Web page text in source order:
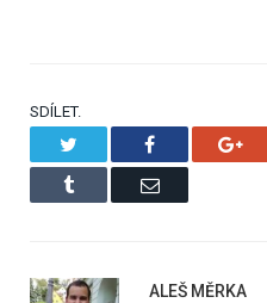
SDÍLET.
Facebook
Tumblr Email
ALEŠ MĚRKA